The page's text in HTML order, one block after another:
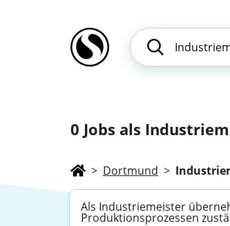
0 Jobs als
> Dortmund >
Als Industriemeister
Produktionsprozessen